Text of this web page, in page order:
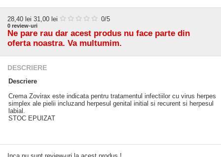
28,40 lei 31,00 lei 0/5
0 review-uri
Ne pare rau dar acest produs nu face parte din
oferta noastra. Va multumim.
DESCRIERE
Descriere
Crema Zovirax este indicata pentru tratamentul infectiilor cu virus herpes
simplex ale pielii incluzand herpesul genital initial si recurent si herpesul
labial.
STOC EPUIZAT